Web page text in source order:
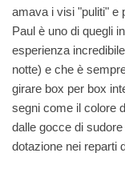
amava i visi "puliti" e
Paul è uno di quegli
esperienza
notte) e che è
girare box per box
segni come il colore
dalle gocce di
dotazione nei reparti